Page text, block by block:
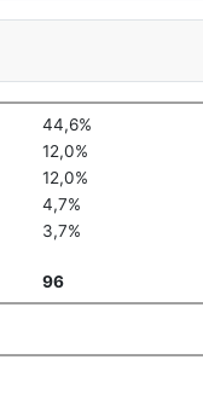
44,6%
12,0%
12,0%
4,7%
3,7%
96